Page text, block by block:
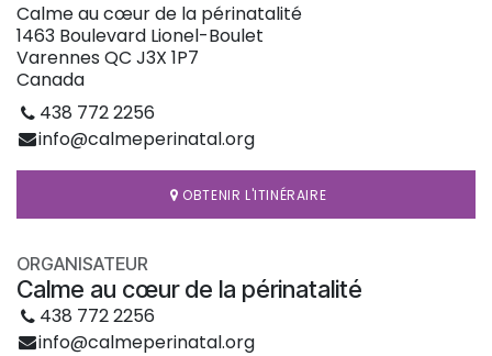
Calme au cœur de la périnatalité
1463 Boulevard Lionel-Boulet
Varennes QC J3X 1P7
Canada
438 772 2256
info@calmeperinatal.org
OBTENIR L'ITINÉRAIRE
ORGANISATEUR
Calme au cœur de la périnatalité
438 772 2256
info@calmeperinatal.org